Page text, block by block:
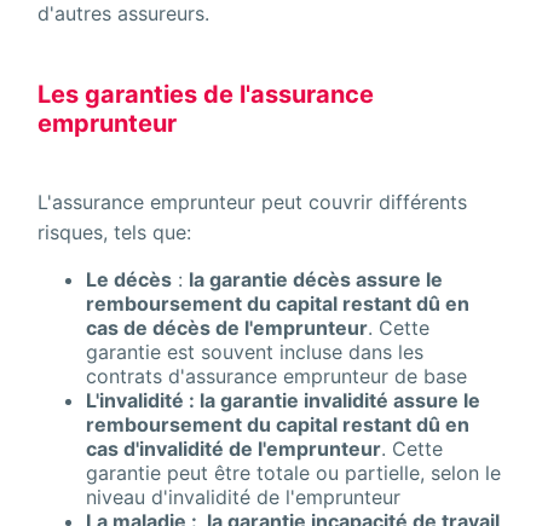
d'autres assureurs.
Les garanties de l'assurance
emprunteur
L'assurance emprunteur peut couvrir différents
risques, tels que:
Le décès : la garantie décès assure le
remboursement du capital restant dû en
cas de décès de l'emprunteur. Cette
garantie est souvent incluse dans les
contrats d'assurance emprunteur de base
L'invalidité : la garantie invalidité assure le
remboursement du capital restant dû en
cas d'invalidité de l'emprunteur. Cette
garantie peut être totale ou partielle, selon le
niveau d'invalidité de l'emprunteur